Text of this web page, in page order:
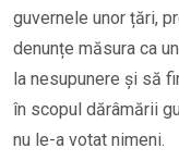
guvernele unor țări,
denunțe măsura ca
la nesupunere și să
în scopul dărâmării
nu le-a votat nimeni.